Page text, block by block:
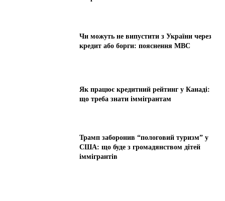
Чи можуть не випустити з України через
кредит або борги: пояснення МВС
Як працює кредитний рейтинг у Канаді:
що треба знати іммігрантам
Трамп заборонив “пологовий туризм” у
США: що буде з громадянством дітей
іммігрантів